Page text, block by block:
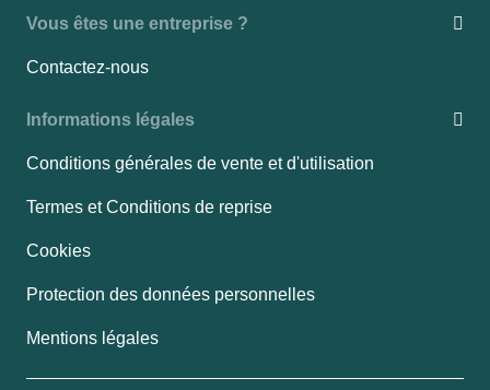
Vous êtes une entreprise ?
Contactez-nous
Informations légales
Conditions générales de vente et d'utilisation
Termes et Conditions de reprise
Cookies
Protection des données personnelles
Mentions légales